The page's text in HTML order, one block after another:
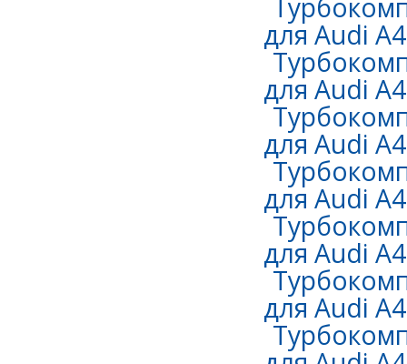
для Audi
для Audi
для Audi
для Audi
для Audi
для Audi